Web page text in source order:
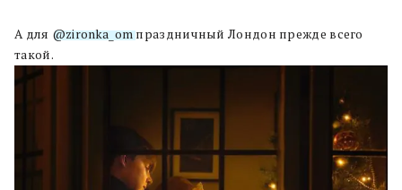
А для @zironka_omпраздничный Лондон прежде всего
такой.